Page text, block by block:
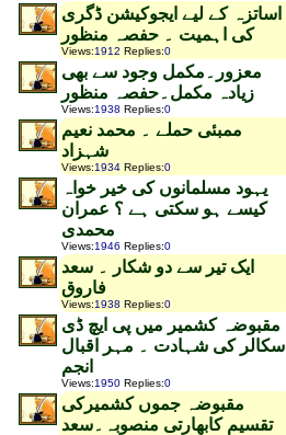
اساتزہ کے لیے ایجوکیشن ڈگری
کی اہمیت ۔ حفصہ منظور
Views:1912 Replies:0
معزور۔مکمل وجود سے بھی
زیادہ مکمل۔حفصہ منظور
Views:1938 Replies:0
ممبئی حملے ۔ محمد نعیم
شہزاد
Views:1934 Replies:0
یہود مسلمانوں کی خیر خواہ
کیسے ہو سکتی ہے ؟ عمران
محمدی
Views:1946 Replies:0
ایک تیر سے دو شکار ۔ سعد
فاروق
Views:1938 Replies:0
مقبوضہ کشمیر میں پی ایچ ڈی
سکالر کی شہادت ۔ مہر اقبال
انجم
Views:1950 Replies:0
مقبوضہ جموں کشمیرکی
تقسیم کابھارتی منصوبہ۔سعد